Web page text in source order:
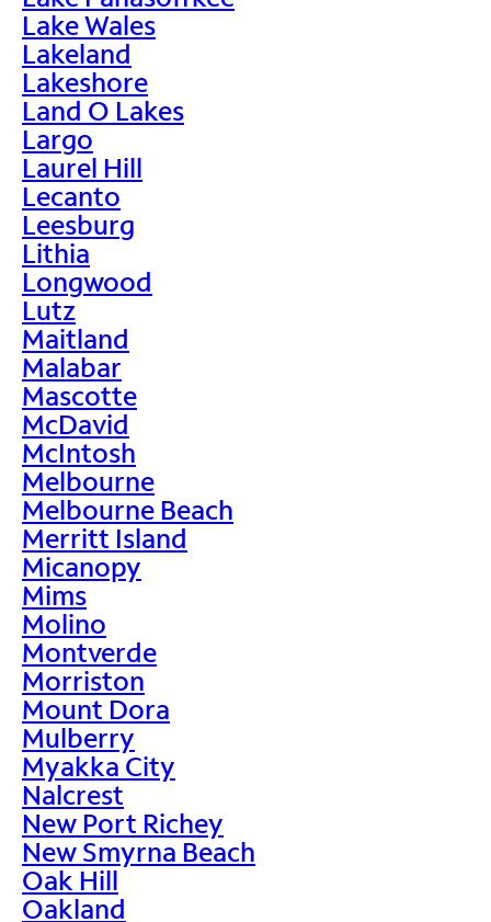
Lake Wales
Lakeland
Lakeshore
Land O Lakes
Largo
Laurel Hill
Lecanto
Leesburg
Lithia
Longwood
Lutz
Maitland
Malabar
Mascotte
McDavid
McIntosh
Melbourne
Melbourne Beach
Merritt Island
Micanopy
Mims
Molino
Montverde
Morriston
Mount Dora
Mulberry
Myakka City
Nalcrest
New Port Richey
New Smyrna Beach
Oak Hill
Oakland